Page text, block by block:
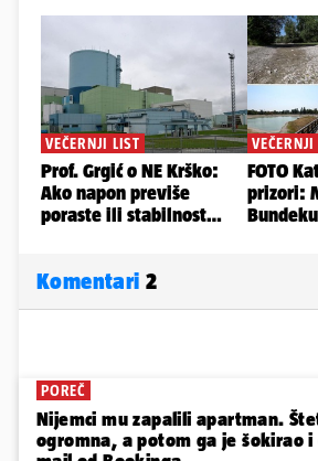
Komentari 2
POREČ
Nijemci mu zapalili apartman.
ogromna, a potom ga je šokirao i